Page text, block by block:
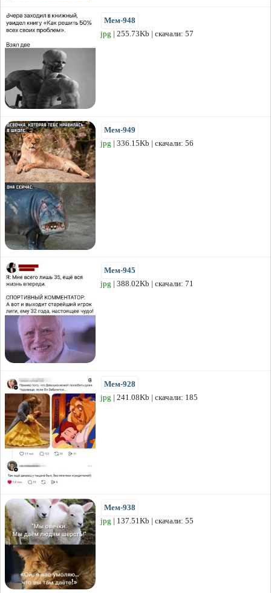
Мем-948
jpg | 255.73Kb | скачали: 57
Мем-949
jpg | 336.15Kb | скачали: 56
Мем-945
jpg | 388.02Kb | скачали: 71
Мем-928
jpg | 241.08Kb | скачали: 185
Мем-938
jpg | 137.51Kb | скачали: 55